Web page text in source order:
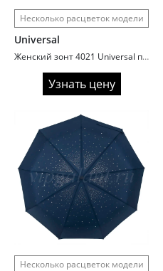
Несколько расцветок модели
Universal
Женский зонт 4021 Universal полный автомат с кошками
Узнать цену
Несколько расцветок модели